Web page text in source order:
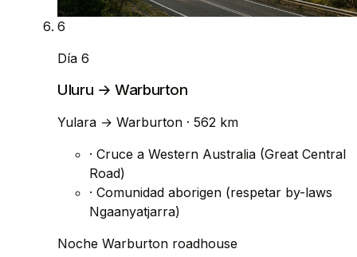
6
Día 6
Uluru → Warburton
Yulara → Warburton · 562 km
· Cruce a Western Australia (Great Central
Road)
· Comunidad aborigen (respetar by-laws
Ngaanyatjarra)
Noche Warburton roadhouse